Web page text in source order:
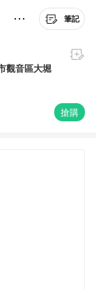
筆記
觀音區大堀
搶購